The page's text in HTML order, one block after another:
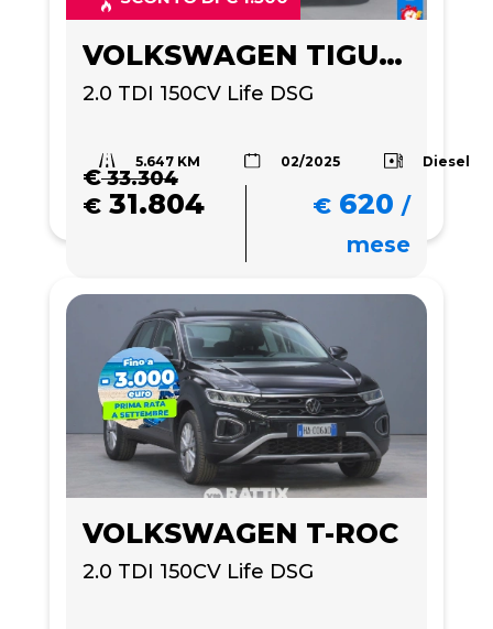
VOLKSWAGEN TIGUAN
2.0 TDI 150CV Life DSG
5.647 KM 02/2025 Diesel
€33.304
€ 31.804 € 620 /
mese
VOLKSWAGEN T-ROC
2.0 TDI 150CV Life DSG